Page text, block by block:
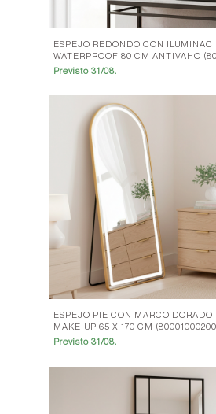
ESPEJO REDONDO CON
WATERPROOF 80 CM ANTIVAHO
Previsto 31/08.
ESPEJO PIE CON MARCO
MAKE-UP 65 X 170 CM
Previsto 31/08.